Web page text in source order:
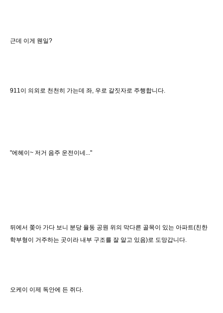
근데 이게 웬일?
911이 의외로 천천히 가는데 좌, 우로 갈짓자로 주행합니다.
"에헤이~ 저거 음주 운전이네..."
뒤에서 쫒아 가다 보니 분당 율동 공원 위의 막다른 골목이 있는 아파트(친한
학부형이 거주하는 곳이라 내부 구조를 잘 알고 있음)로 도망갑니다.
오케이 이제 독안에 든 쥐다.